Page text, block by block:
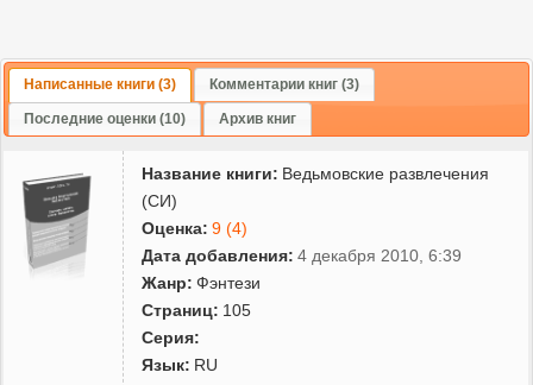
Написанные книги (3) Комментарии книг (3)
Последние оценки (10) Архив книг
Название книги: Ведьмовские развлечения
(СИ)
Оценка: 9 (4)
Дата добавления: 4 декабря 2010, 6:39
Жанр: Фэнтези
Страниц: 105
Серия:
Язык: RU